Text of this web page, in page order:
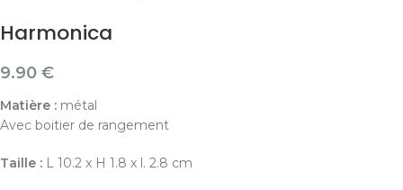
Harmonica
9.90 €
Matière : métal
Avec boitier de rangement
Taille : L 10.2 x H 1.8 x l. 2.8 cm